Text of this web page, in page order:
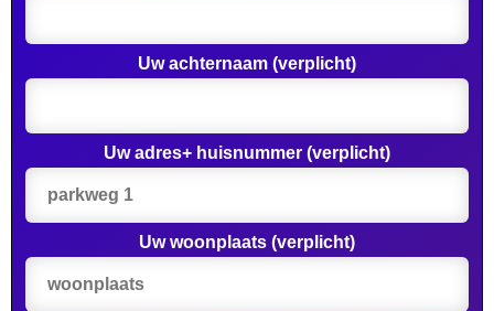
Uw achternaam (verplicht)
Uw adres+ huisnummer (verplicht)
Uw woonplaats (verplicht)